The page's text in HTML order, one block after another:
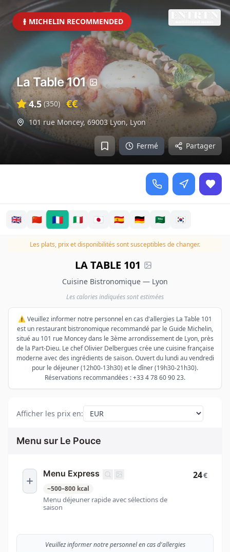
MICHELIN RECOMMENDED
Fermé Partager
La Table 101
4.5 (350) €€
101 rue Moncey, 69003 Lyon, Lyon
🇬🇧 🇨🇳 🇫🇷 🇮🇹 🇯🇵 🇪🇸 🇩🇪 🇸🇦 🇰🇷
Les plats, prix et disponibilités sont susceptibles de changer.
LA TABLE 101
Cuisine Bistronomique — Lyon
Les calories indiquées sont estimées
⚠️ Veuillez informer notre personnel en cas d'allergies La Table 101
est un restaurant bistronomique recommandé par le Guide Michelin,
situé au 101 rue Moncey dans le 3ème arrondissement de Lyon, près
de la Part-Dieu. Le chef Olivier Delbergues crée une cuisine française
moderne avec des ingrédients de saison. Ouvert du lundi au vendredi
pour le déjeuner (12h00-13h30) et le dîner (19h30-21h30).
Réservations recommandées : +33 4 78 60 90 23.
Afficher les prix en:
Menu sur Le Pouce
Menu Express
~500–800 kcal
Menu déjeuner rapide avec sélections de
saison
24€
Veuillez informer notre personnel en cas d'allergies